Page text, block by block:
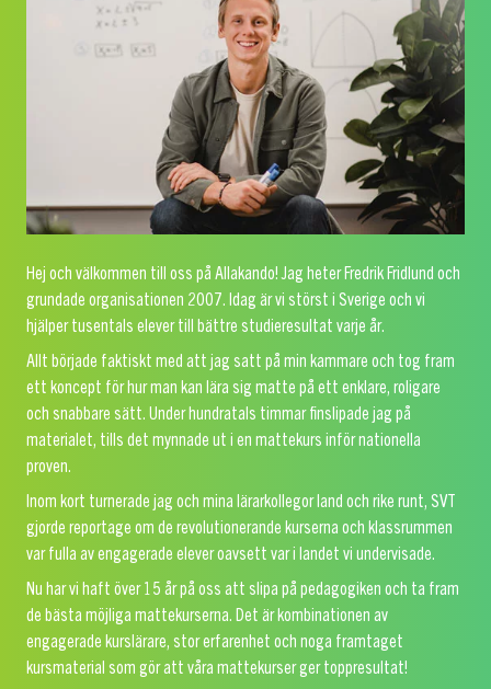
Hej och välkommen till oss på Allakando! Jag heter Fredrik Fridlund och
grundade organisationen 2007. Idag är vi störst i Sverige och vi
hjälper tusentals elever till bättre studieresultat varje år.
Allt började faktiskt med att jag satt på min kammare och tog fram
ett koncept för hur man kan lära sig matte på ett enklare, roligare
och snabbare sätt. Under hundratals timmar finslipade jag på
materialet, tills det mynnade ut i en mattekurs inför nationella
proven.
Inom kort turnerade jag och mina lärarkollegor land och rike runt, SVT
gjorde reportage om de revolutionerande kurserna och klassrummen
var fulla av engagerade elever oavsett var i landet vi undervisade.
Nu har vi haft över 15 år på oss att slipa på pedagogiken och ta fram
de bästa möjliga mattekurserna. Det är kombinationen av
engagerade kurslärare, stor erfarenhet och noga framtaget
kursmaterial som gör att våra mattekurser ger toppresultat!